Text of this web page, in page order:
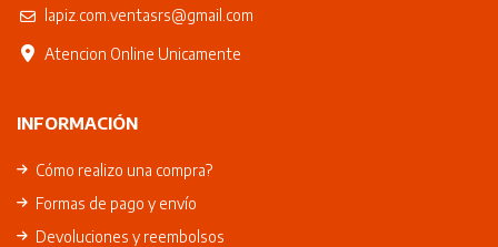
lapiz.com.ventasrs@gmail.com
Atencion Online Unicamente
INFORMACIÓN
Cómo realizo una compra?
Formas de pago y envío
Devoluciones y reembolsos